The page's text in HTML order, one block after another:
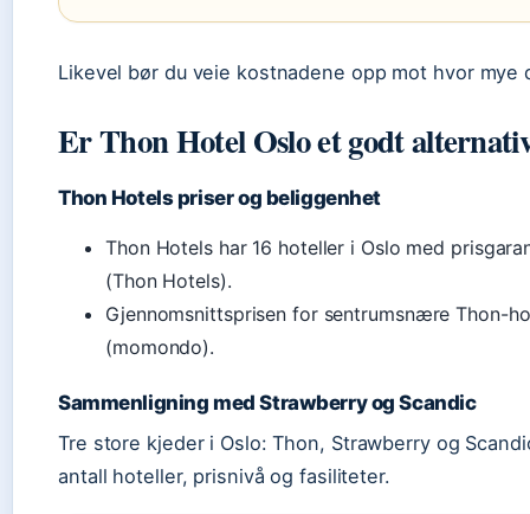
Likevel bør du veie kostnadene opp mot hvor
Er Thon Hotel Oslo et godt
Thon Hotels priser og beliggenhet
Thon Hotels har 16 hoteller i Oslo med
(Thon Hotels).
Gjennomsnittsprisen for sentrumsnære Thon-
(momondo).
Sammenligning med Strawberry og Scandic
Tre store kjeder i Oslo: Thon, Strawberry og
antall hoteller, prisnivå og fasiliteter.